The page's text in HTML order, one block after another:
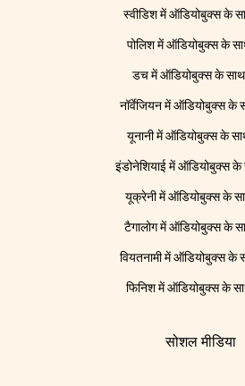
स्वीडिश में ऑडियोबुक्स के
पोलिश में ऑडियोबुक्स के
डच में ऑडियोबुक्स के
नॉर्वेजियन में ऑडियोबुक्स के
यूनानी में ऑडियोबुक्स के
इंडोनेशियाई में ऑडियोबुक्स
यूक्रेनी में ऑडियोबुक्स के
टैगालोग में ऑडियोबुक्स के
वियतनामी में ऑडियोबुक्स के
फिनिश में ऑडियोबुक्स के
सोशल मीडिया